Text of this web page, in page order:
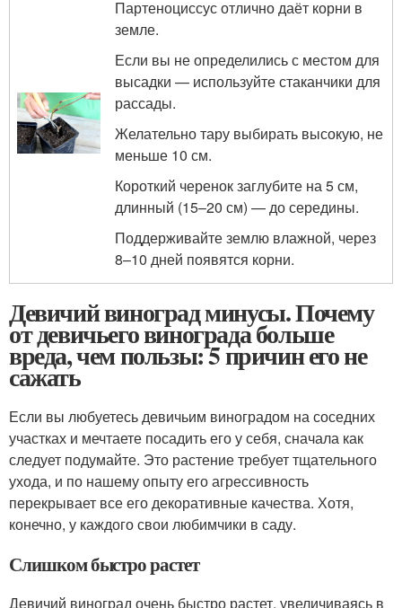
Партеноциссус отлично даёт корни в
земле.
Если вы не определились с местом для
высадки — используйте стаканчики для
рассады.
Желательно тару выбирать высокую, не
меньше 10 см.
Короткий черенок заглубите на 5 см,
длинный (15–20 см) — до середины.
Поддерживайте землю влажной, через
8–10 дней появятся корни.
Девичий виноград минусы. Почему
от девичьего винограда больше
вреда, чем пользы: 5 причин его не
сажать
Если вы любуетесь девичьим виноградом на соседних
участках и мечтаете посадить его у себя, сначала как
следует подумайте. Это растение требует тщательного
ухода, и по нашему опыту его агрессивность
перекрывает все его декоративные качества. Хотя,
конечно, у каждого свои любимчики в саду.
Слишком быстро растет
Девичий виноград очень быстро растет, увеличиваясь в